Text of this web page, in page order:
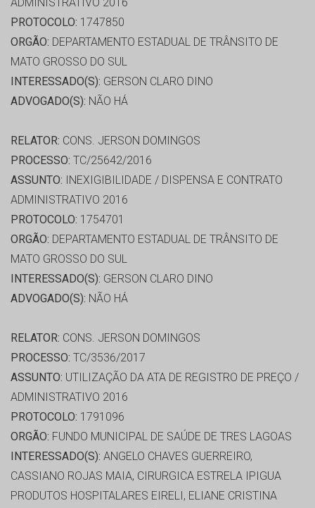
ADMINISTRATIVO 2016
PROTOCOLO: 1747850
ORGÃO: DEPARTAMENTO ESTADUAL DE TRÂNSITO DE
MATO GROSSO DO SUL
INTERESSADO(S): GERSON CLARO DINO
ADVOGADO(S): NÃO HÁ
RELATOR: CONS. JERSON DOMINGOS
PROCESSO: TC/25642/2016
ASSUNTO: INEXIGIBILIDADE / DISPENSA E CONTRATO
ADMINISTRATIVO 2016
PROTOCOLO: 1754701
ORGÃO: DEPARTAMENTO ESTADUAL DE TRÂNSITO DE
MATO GROSSO DO SUL
INTERESSADO(S): GERSON CLARO DINO
ADVOGADO(S): NÃO HÁ
RELATOR: CONS. JERSON DOMINGOS
PROCESSO: TC/3536/2017
ASSUNTO: UTILIZAÇÃO DA ATA DE REGISTRO DE PREÇO /
ADMINISTRATIVO 2016
PROTOCOLO: 1791096
ORGÃO: FUNDO MUNICIPAL DE SAÚDE DE TRES LAGOAS
INTERESSADO(S): ANGELO CHAVES GUERREIRO,
CASSIANO ROJAS MAIA, CIRURGICA ESTRELA IPIGUA
PRODUTOS HOSPITALARES EIRELI, ELIANE CRISTINA